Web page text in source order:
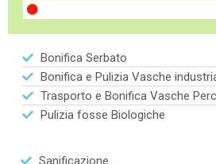
Bonifica Serbato
Bonifica e Pulizia Vasche
Trasporto e Bonifica Vasche
Pulizia fosse Biologiche
Sanificazione